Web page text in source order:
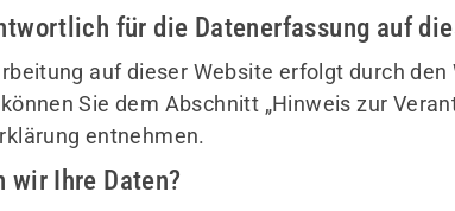
für die Datenerfassung auf
auf dieser Website erfolgt durch
Sie dem Abschnitt „Hinweis zur
entnehmen.
wir Ihre Daten?